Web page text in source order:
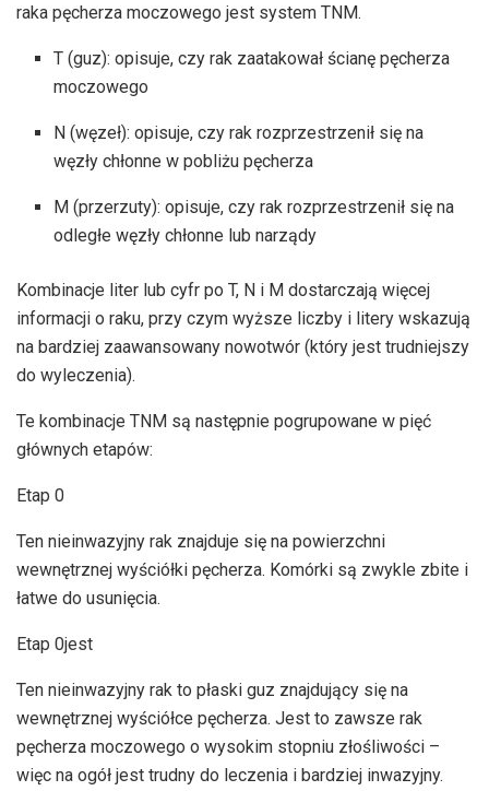
raka pęcherza moczowego jest system TNM.
T (guz): opisuje, czy rak zaatakował ścianę pęcherza
moczowego
N (węzeł): opisuje, czy rak rozprzestrzenił się na
węzły chłonne w pobliżu pęcherza
M (przerzuty): opisuje, czy rak rozprzestrzenił się na
odległe węzły chłonne lub narządy
Kombinacje liter lub cyfr po T, N i M dostarczają więcej
informacji o raku, przy czym wyższe liczby i litery wskazują
na bardziej zaawansowany nowotwór (który jest trudniejszy
do wyleczenia).
Te kombinacje TNM są następnie pogrupowane w pięć
głównych etapów:
Etap 0
Ten nieinwazyjny rak znajduje się na powierzchni
wewnętrznej wyściółki pęcherza. Komórki są zwykle zbite i
łatwe do usunięcia.
Etap 0jest
Ten nieinwazyjny rak to płaski guz znajdujący się na
wewnętrznej wyściółce pęcherza. Jest to zawsze rak
pęcherza moczowego o wysokim stopniu złośliwości –
więc na ogół jest trudny do leczenia i bardziej inwazyjny.